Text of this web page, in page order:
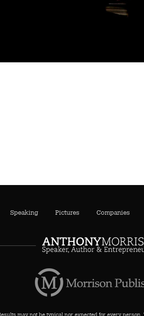
Speaking Pictures Companies
may not be typical nor expected for every person.